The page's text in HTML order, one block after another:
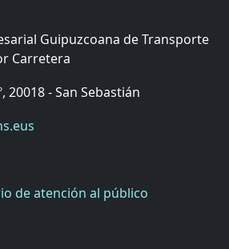
Guipuzcoana de Transporte
Carretera
20018 - San Sebastián
de atención al público